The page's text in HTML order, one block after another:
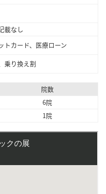
載なし
トカード、医療ローン
乗り換え割
院数
6院
1院